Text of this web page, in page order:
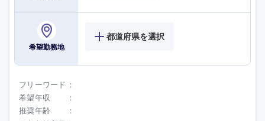
希望勤務地
都道府県を選択
フリーワード
希望年収
推奨年齢